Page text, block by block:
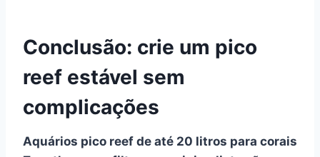
Conclusão: crie um pico
reef estável sem
complicações
Aquários pico reef de até 20 litros para corais